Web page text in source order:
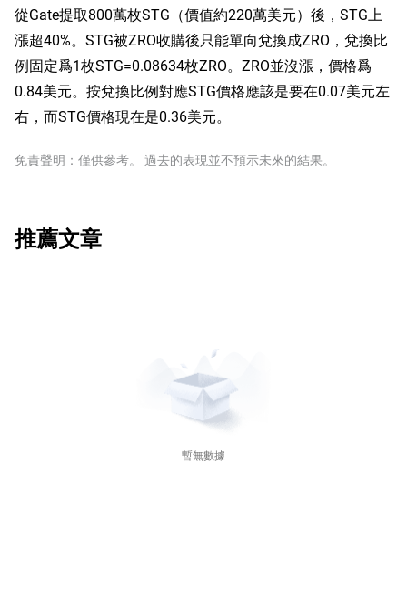
從Gate提取800萬枚STG（價值約220萬美元）後，STG上
漲超40%。STG被ZRO收購後只能單向兌換成ZRO，兌換比
例固定爲1枚STG=0.08634枚ZRO。ZRO並沒漲，價格爲
0.84美元。按兌換比例對應STG價格應該是要在0.07美元左
右，而STG價格現在是0.36美元。
免責聲明：僅供參考。 過去的表現並不預示未來的結果。
推薦文章
暫無數據